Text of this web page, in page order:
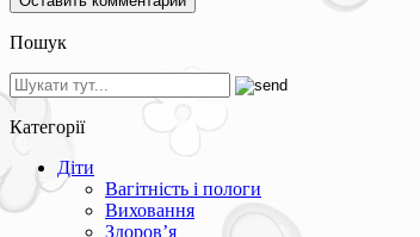
Пошук
Категорії
Діти
Вагітність і пологи
Виховання
Здоров’я